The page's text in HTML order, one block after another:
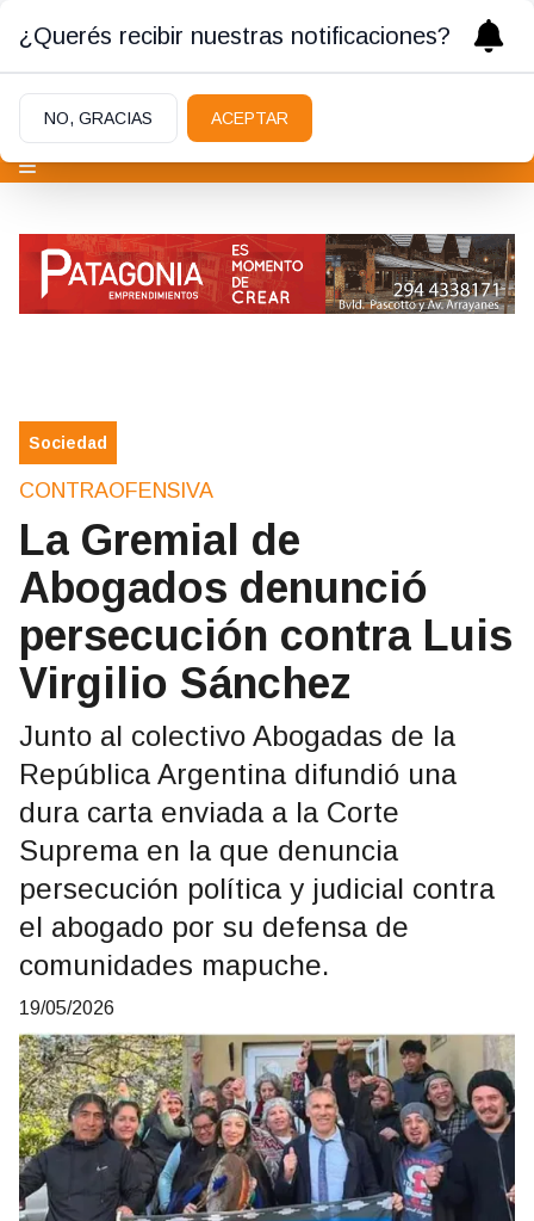
Sociedad
CONTRAOFENSIVA
La Gremial de
Abogados denunció
persecución contra Luis
Virgilio Sánchez
Junto al colectivo Abogadas de la
República Argentina difundió una
dura carta enviada a la Corte
Suprema en la que denuncia
persecución política y judicial contra
el abogado por su defensa de
comunidades mapuche.
19/05/2026
¿Querés recibir nuestras notificaciones?
NO, GRACIAS ACEPTAR